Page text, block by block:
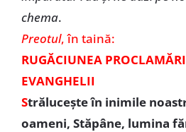
chema.
Preotul, în taină:
RUGĂCIUNEA
EVANGHELII
Străluceşte în inimile
oameni, Stăpâne, lumina